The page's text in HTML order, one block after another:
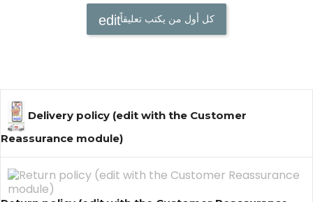
كل أول من يكتب تعليقاً
Delivery policy (edit with the Customer
Reassurance module)